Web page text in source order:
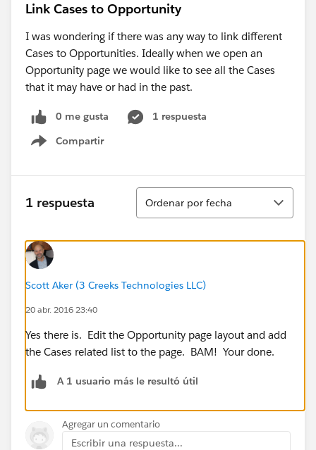
Link Cases to Opportunity
I was wondering if there was any way to link different
Cases to Opportunities. Ideally when we open an
Opportunity page we would like to see all the Cases
that it may have or had in the past.
0 me gusta
1 respuesta
Compartir
Show menu
1 respuesta
Ordenar
Ordenar por fecha
Scott Aker (3 Creeks Technologies LLC)
20 abr. 2016 23:40
Yes there is. Edit the Opportunity page layout and add
the Cases related list to the page. BAM! Your done.
A 1 usuario más le resultó útil
Agregar un comentario
Escribir una respuesta...